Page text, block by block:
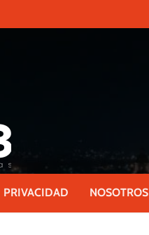
PRIVACIDAD NOSOTROS